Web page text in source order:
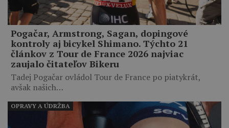
Pogačar, Armstrong, Sagan, dopingové
kontroly aj bicykel Shimano. Týchto 21
článkov z Tour de France 2026 najviac
zaujalo čitateľov Bikeru
Tadej Pogačar ovládol Tour de France po piatykrát,
avšak našich…
OPRAVY A ÚDRŽBA